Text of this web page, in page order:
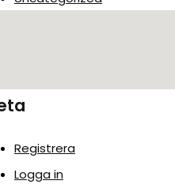
Registrera
Logga in